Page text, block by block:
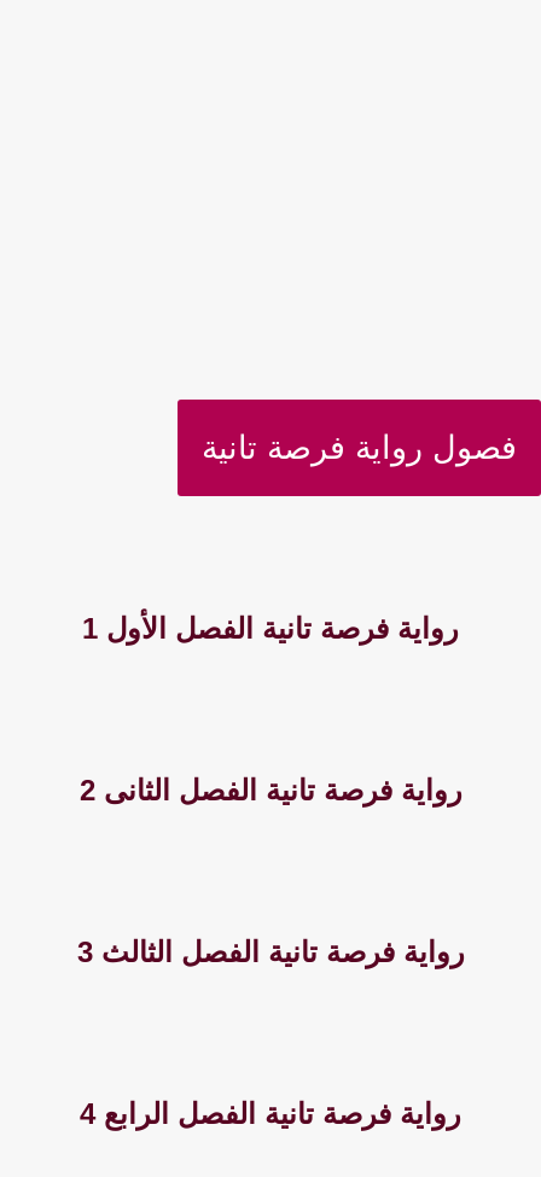
فصول رواية فرصة تانية
رواية فرصة تانية الفصل الأول 1
رواية فرصة تانية الفصل الثانى 2
رواية فرصة تانية الفصل الثالث 3
رواية فرصة تانية الفصل الرابع 4